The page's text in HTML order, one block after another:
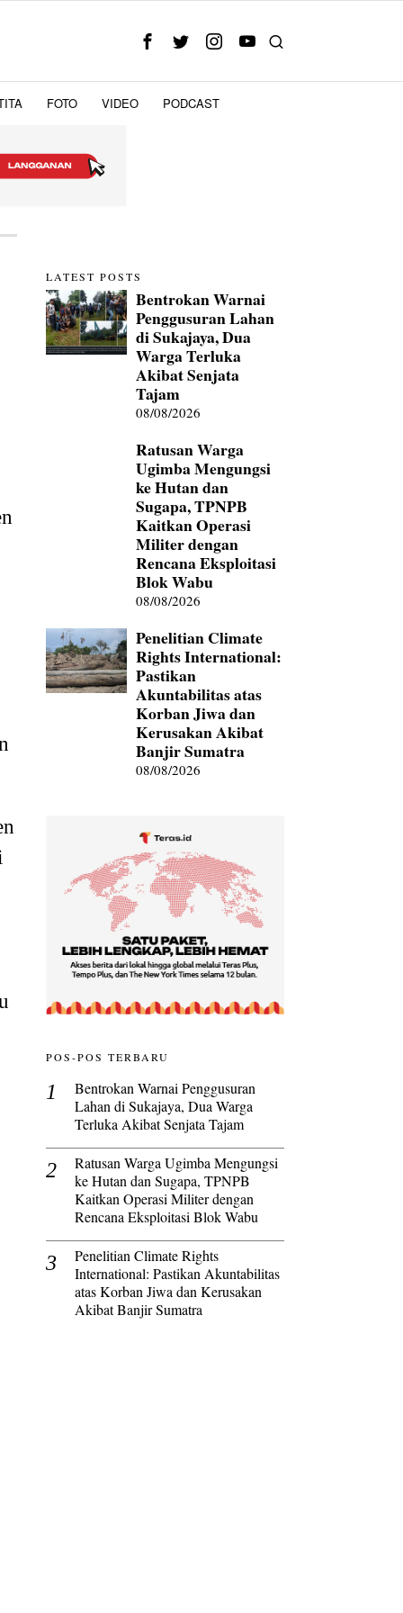
FOTO VIDEO PODCAST
LATEST POSTS
Bentrokan Warnai
Penggusuran Lahan
di Sukajaya, Dua
Warga Terluka
Akibat Senjata
Tajam
08/08/2026
Ratusan Warga
Ugimba Mengungsi
ke Hutan dan
Sugapa, TPNPB
Kaitkan Operasi
Militer dengan
Rencana Eksploitasi
Blok Wabu
08/08/2026
Penelitian Climate
Rights International:
Pastikan
Akuntabilitas atas
Korban Jiwa dan
Kerusakan Akibat
Banjir Sumatra
08/08/2026
POS-POS TERBARU
Bentrokan Warnai Penggusuran
Lahan di Sukajaya, Dua Warga
Terluka Akibat Senjata Tajam
Ratusan Warga Ugimba Mengungsi
ke Hutan dan Sugapa, TPNPB
Kaitkan Operasi Militer dengan
Rencana Eksploitasi Blok Wabu
Penelitian Climate Rights
International: Pastikan Akuntabilitas
atas Korban Jiwa dan Kerusakan
Akibat Banjir Sumatra